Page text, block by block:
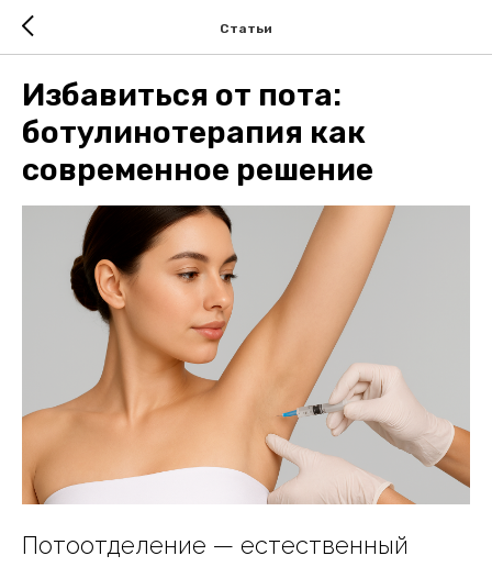
Статьи
Избавиться от пота:
ботулинотерапия как
современное решение
Потоотделение — естественный